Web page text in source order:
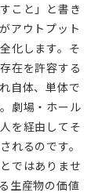
こと」と書き
アウトプット
化します。そ
在を許容する
自体、単体で
劇場・ホール
を経由してそ
れるのです。
ではありませ
生産物の価値